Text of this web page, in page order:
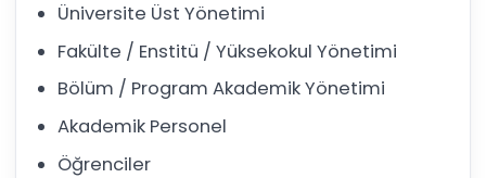
Üniversite Üst Yönetimi
Fakülte / Enstitü / Yüksekokul Yönetimi
Bölüm / Program Akademik Yönetimi
Akademik Personel
Öğrenciler